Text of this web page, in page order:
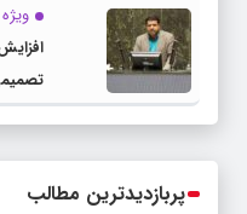
ویژه
پربازدیدترین مطالب